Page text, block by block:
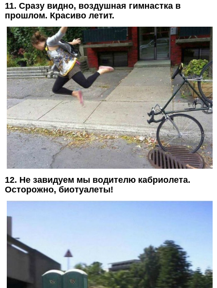
11. Сразу видно, воздушная гимнастка в
прошлом. Красиво летит.
12. Не завидуем мы водителю кабриолета.
Осторожно, биотуалеты!